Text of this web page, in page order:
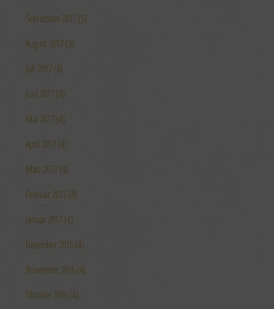
September 2017 (5)
August 2017 (3)
Juli 2017 (4)
Juni 2017 (4)
Mai 2017 (4)
April 2017 (4)
März 2017 (4)
Februar 2017 (4)
Januar 2017 (4)
Dezember 2016 (4)
November 2016 (4)
Oktober 2016 (4)